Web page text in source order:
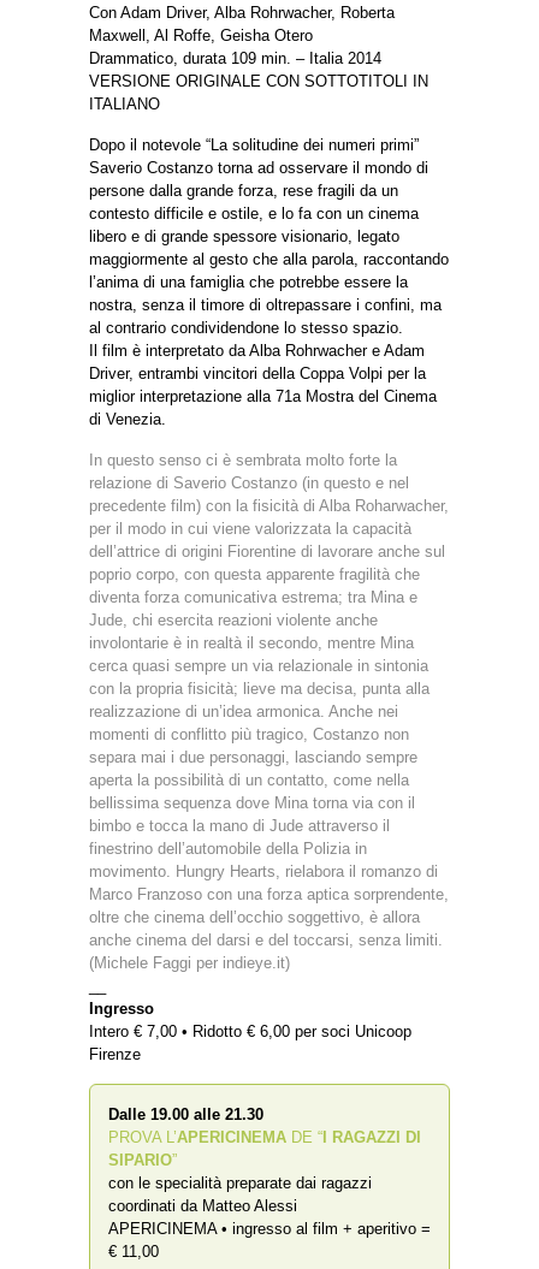
Con Adam Driver, Alba Rohrwacher, Roberta
Maxwell, Al Roffe, Geisha Otero
Drammatico, durata 109 min. – Italia 2014
VERSIONE ORIGINALE CON SOTTOTITOLI IN
ITALIANO
Dopo il notevole “La solitudine dei numeri primi”
Saverio Costanzo torna ad osservare il mondo di
persone dalla grande forza, rese fragili da un
contesto difficile e ostile, e lo fa con un cinema
libero e di grande spessore visionario, legato
maggiormente al gesto che alla parola, raccontando
l’anima di una famiglia che potrebbe essere la
nostra, senza il timore di oltrepassare i confini, ma
al contrario condividendone lo stesso spazio.
Il film è interpretato da Alba Rohrwacher e Adam
Driver, entrambi vincitori della Coppa Volpi per la
miglior interpretazione alla 71a Mostra del Cinema
di Venezia.
In questo senso ci è sembrata molto forte la
relazione di Saverio Costanzo (in questo e nel
precedente film) con la fisicità di Alba Roharwacher,
per il modo in cui viene valorizzata la capacità
dell’attrice di origini Fiorentine di lavorare anche sul
poprio corpo, con questa apparente fragilità che
diventa forza comunicativa estrema; tra Mina e
Jude, chi esercita reazioni violente anche
involontarie è in realtà il secondo, mentre Mina
cerca quasi sempre un via relazionale in sintonia
con la propria fisicità; lieve ma decisa, punta alla
realizzazione di un’idea armonica. Anche nei
momenti di conflitto più tragico, Costanzo non
separa mai i due personaggi, lasciando sempre
aperta la possibilità di un contatto, come nella
bellissima sequenza dove Mina torna via con il
bimbo e tocca la mano di Jude attraverso il
finestrino dell’automobile della Polizia in
movimento. Hungry Hearts, rielabora il romanzo di
Marco Franzoso con una forza aptica sorprendente,
oltre che cinema dell’occhio soggettivo, è allora
anche cinema del darsi e del toccarsi, senza limiti.
(Michele Faggi per indieye.it)
Ingresso
Intero € 7,00 • Ridotto € 6,00 per soci Unicoop
Firenze
Dalle 19.00 alle 21.30
PROVA L’APERICINEMA DE “I RAGAZZI DI
SIPARIO”
con le specialità preparate dai ragazzi
coordinati da Matteo Alessi
APERICINEMA • ingresso al film + aperitivo =
€ 11,00